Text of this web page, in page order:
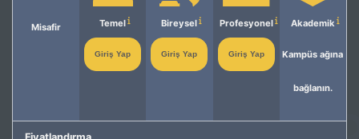
Misafir Temel
Giriş Yap
Bireysel
Giriş Yap
Profesyonel
Giriş Yap
Akademik
Kampüs ağına
bağlanın.